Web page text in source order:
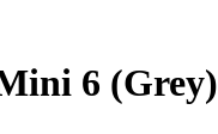
6 (Grey)